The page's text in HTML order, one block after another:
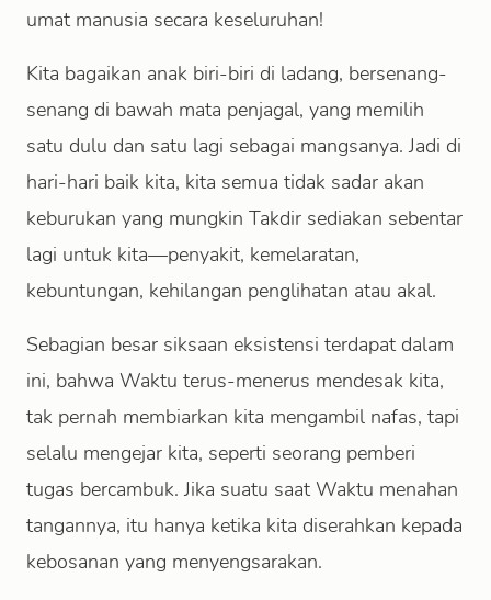
umat manusia secara keseluruhan!
Kita bagaikan anak biri-biri di ladang, bersenang-
senang di bawah mata penjagal, yang memilih
satu dulu dan satu lagi sebagai mangsanya. Jadi di
hari-hari baik kita, kita semua tidak sadar akan
keburukan yang mungkin Takdir sediakan sebentar
lagi untuk kita—penyakit, kemelaratan,
kebuntungan, kehilangan penglihatan atau akal.
Sebagian besar siksaan eksistensi terdapat dalam
ini, bahwa Waktu terus-menerus mendesak kita,
tak pernah membiarkan kita mengambil nafas, tapi
selalu mengejar kita, seperti seorang pemberi
tugas bercambuk. Jika suatu saat Waktu menahan
tangannya, itu hanya ketika kita diserahkan kepada
kebosanan yang menyengsarakan.